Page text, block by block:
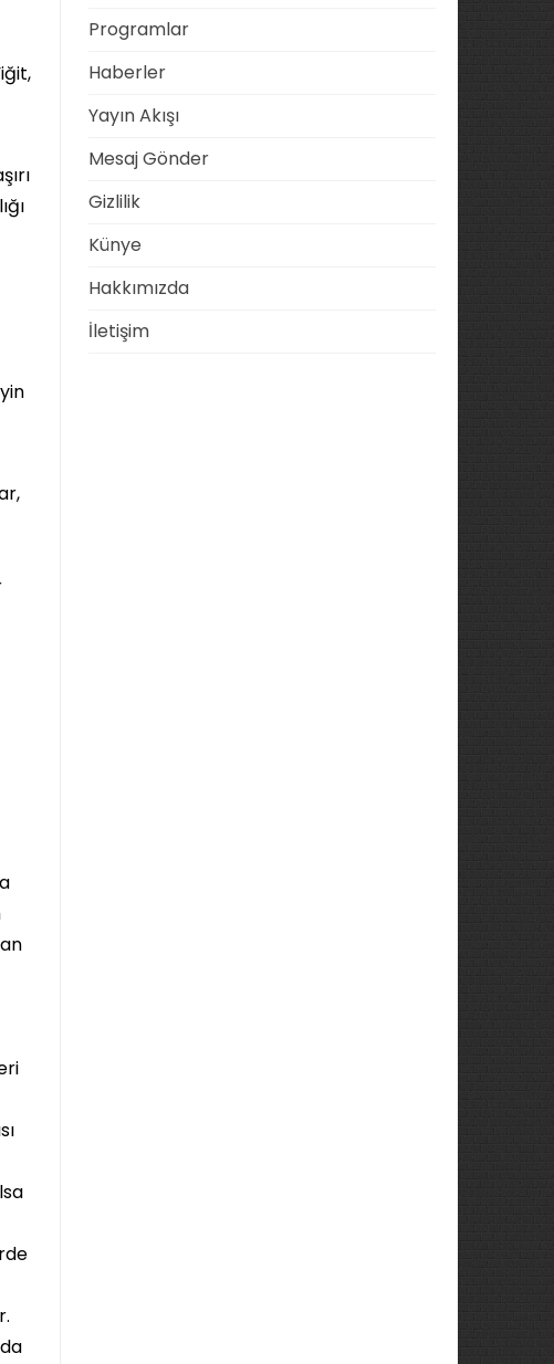
Programlar
Haberler
Yayın Akışı
Mesaj Gönder
Gizlilik
Künye
Hakkımızda
İletişim